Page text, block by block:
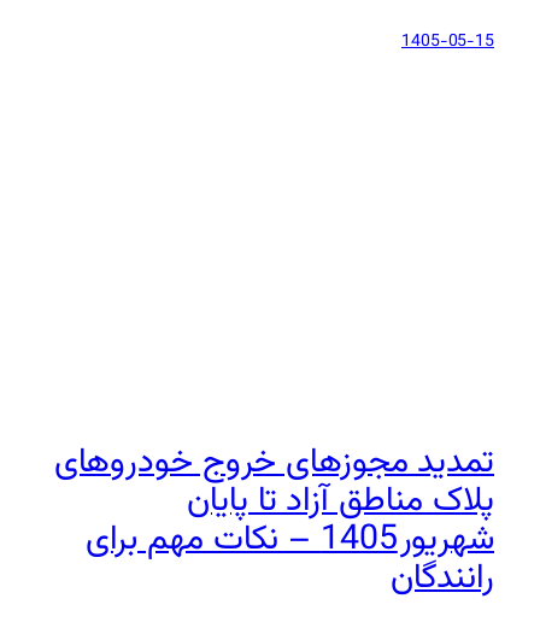
1405-05-15
تمدید مجوزهای خروج خودروهای
پلاک مناطق آزاد تا پایان
شهریور 1405 – نکات مهم برای
رانندگان